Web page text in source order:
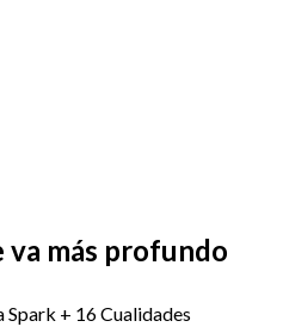
más profundo
Spark + 16 Cualidades